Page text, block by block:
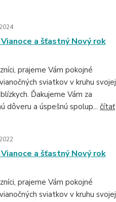
a šťastný Nový rok
prajeme Vám pokojné
sviatkov v kruhu svojej
Ďakujeme Vám za
dôveru a úspešnú spolup... čítať
a šťastný Nový rok
prajeme Vám pokojné
sviatkov v kruhu svojej